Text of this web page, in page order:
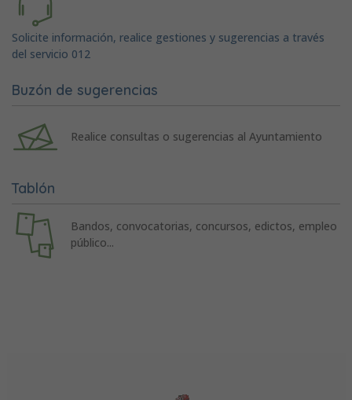
Solicite información, realice gestiones y sugerencias a través
del servicio 012
Buzón de sugerencias
Realice consultas o sugerencias al Ayuntamiento
Tablón
Bandos, convocatorias, concursos, edictos, empleo
público...